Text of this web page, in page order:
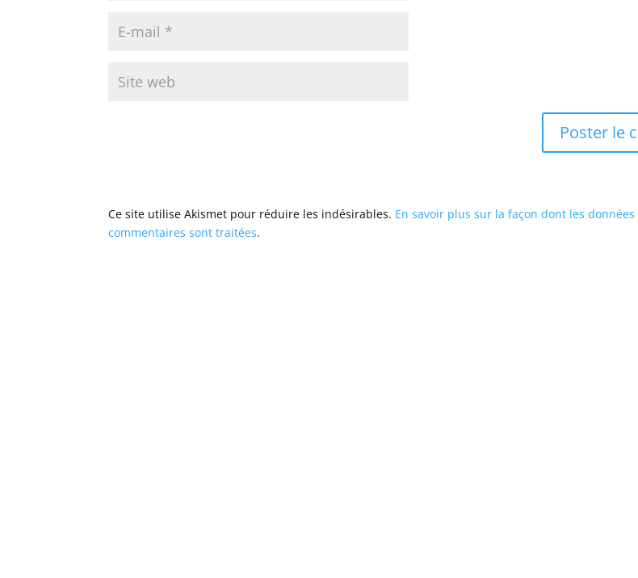
Ce site utilise Akismet pour réduire les indésirables. En savoir plus sur la façon dont les données
commentaires sont traitées.